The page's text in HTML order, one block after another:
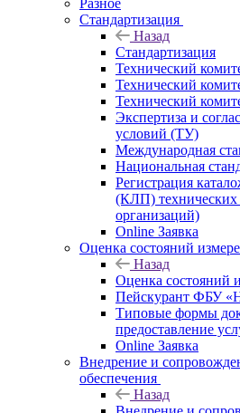
Разное
Стандартизация
Назад
Стандартизация
Технический
Технический
Технический
Экспертиза и
условий (ТУ)
Международная
Национальная
Регистрация
(КЛП) технических
организаций)
Online Заявка
Оценка состояний
Назад
Оценка состояний
Пейскурант ФБУ
Типовые формы
предоставление
Online Заявка
Внедрение и
обеспечения
Назад